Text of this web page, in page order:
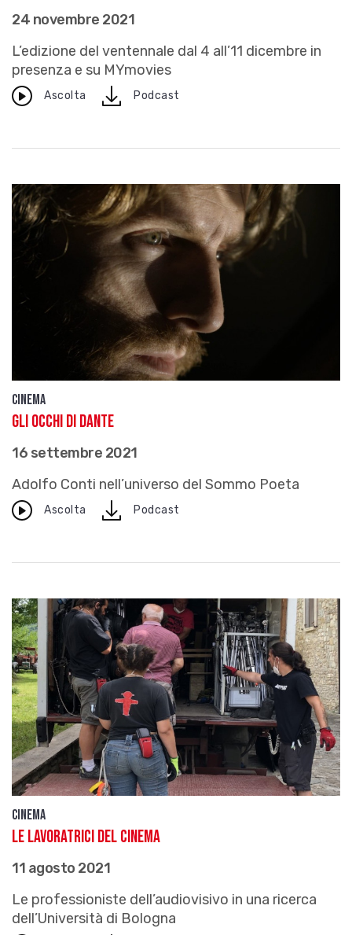
24 novembre 2021
L’edizione del ventennale dal 4 all’11 dicembre in
presenza e su MYmovies
Ascolta downloadPodcast
Cinema
Gli occhi di Dante
16 settembre 2021
Adolfo Conti nell’universo del Sommo Poeta
Ascolta downloadPodcast
Cinema
Le lavoratrici del cinema
11 agosto 2021
Le professioniste dell’audiovisivo in una ricerca
dell’Università di Bologna